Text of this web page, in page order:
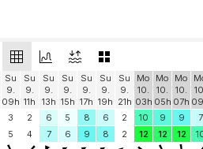
Su
9.
09h
Su
9.
11h
Su
9.
13h
Su
9.
15h
Su
9.
17h
Su
9.
19h
Su
9.
21h
Mo
10.
03h
Mo
10.
05h
Mo
10.
07h
3 2 6 5 8 6 2 10 9 9
7
5 4 7 6 9 8 2 12 12 12